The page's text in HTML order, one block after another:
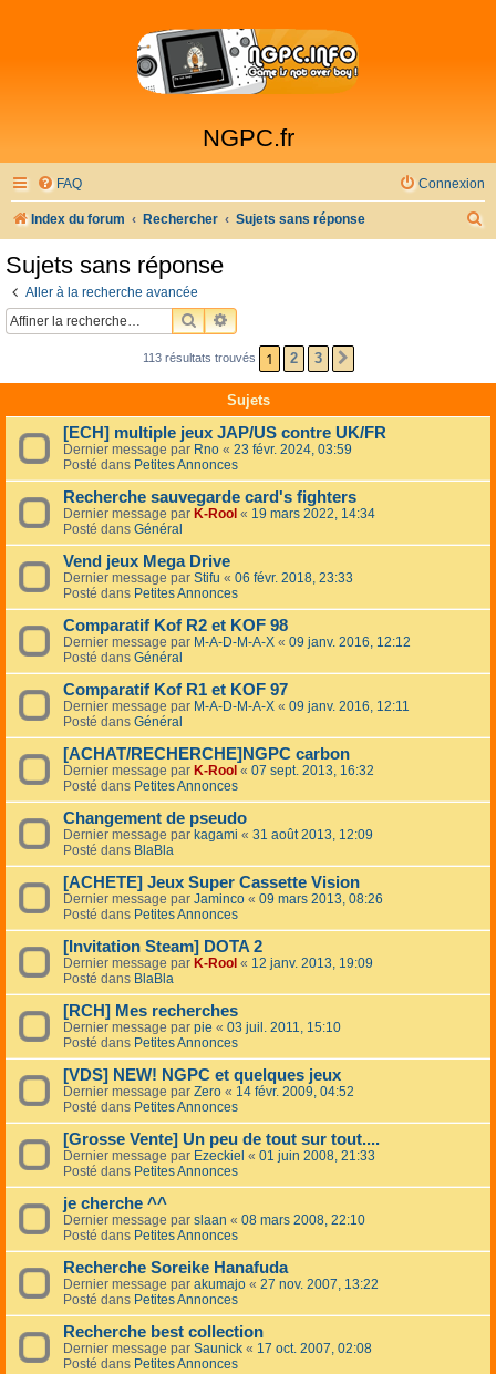
NGPC.fr
FAQ Connexion
Index du forum Rechercher Sujets sans réponse
h
r
Sujets sans réponse
Aller à la recherche avancée
RECHERCHER
RECHERCHE AVANCÉE
113 résultats trouvés 1 2 3
Sujets
[ECH] multiple jeux JAP/US contre UK/FR
Dernier message par Rno « 23 févr. 2024, 03:59
Posté dans Petites Annonces
Recherche sauvegarde card's fighters
Dernier message par K-Rool « 19 mars 2022, 14:34
Posté dans Général
Vend jeux Mega Drive
Dernier message par Stifu « 06 févr. 2018, 23:33
Posté dans Petites Annonces
Comparatif Kof R2 et KOF 98
Dernier message par M-A-D-M-A-X « 09 janv. 2016, 12:12
Posté dans Général
Comparatif Kof R1 et KOF 97
Dernier message par M-A-D-M-A-X « 09 janv. 2016, 12:11
Posté dans Général
[ACHAT/RECHERCHE]NGPC carbon
Dernier message par K-Rool « 07 sept. 2013, 16:32
Posté dans Petites Annonces
Changement de pseudo
Dernier message par kagami « 31 août 2013, 12:09
Posté dans BlaBla
[ACHETE] Jeux Super Cassette Vision
Dernier message par Jaminco « 09 mars 2013, 08:26
Posté dans Petites Annonces
[Invitation Steam] DOTA 2
Dernier message par K-Rool « 12 janv. 2013, 19:09
Posté dans BlaBla
[RCH] Mes recherches
Dernier message par pie « 03 juil. 2011, 15:10
Posté dans Petites Annonces
[VDS] NEW! NGPC et quelques jeux
Dernier message par Zero « 14 févr. 2009, 04:52
Posté dans Petites Annonces
[Grosse Vente] Un peu de tout sur tout....
Dernier message par Ezeckiel « 01 juin 2008, 21:33
Posté dans Petites Annonces
je cherche ^^
Dernier message par slaan « 08 mars 2008, 22:10
Posté dans Petites Annonces
Recherche Soreike Hanafuda
Dernier message par akumajo « 27 nov. 2007, 13:22
Posté dans Petites Annonces
Recherche best collection
Dernier message par Saunick « 17 oct. 2007, 02:08
Posté dans Petites Annonces